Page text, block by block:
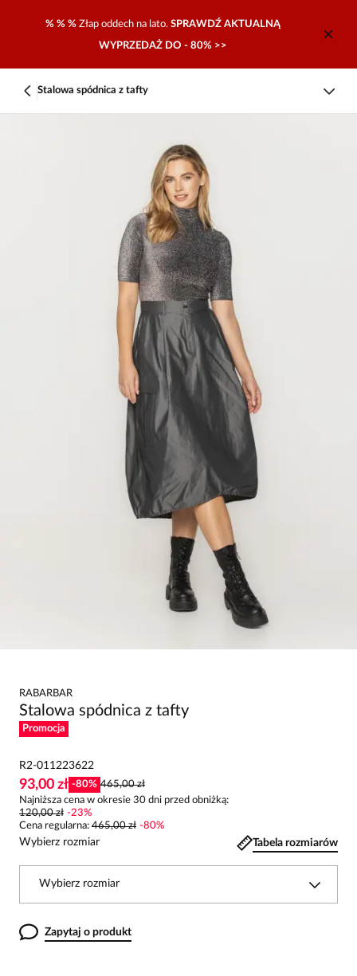
% % % Złap oddech na lato. SPRAWDŹ AKTUALNĄ
WYPRZEDAŻ DO - 80% >>
Stalowa spódnica z tafty
RABARBAR
Stalowa spódnica z tafty
Promocja
R2-011223622
93,00 zł -80% 465,00 zł
Najniższa cena w okresie 30 dni przed obniżką:
120,00 zł -23%
Cena regularna: 465,00 zł -80%
Wybierz rozmiar Tabela rozmiarów
Wybierz rozmiar
Zapytaj o produkt